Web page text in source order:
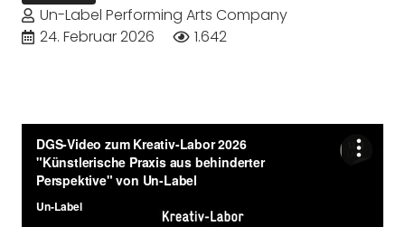
Un-Label Performing Arts Company
24. Februar 2026
1.642